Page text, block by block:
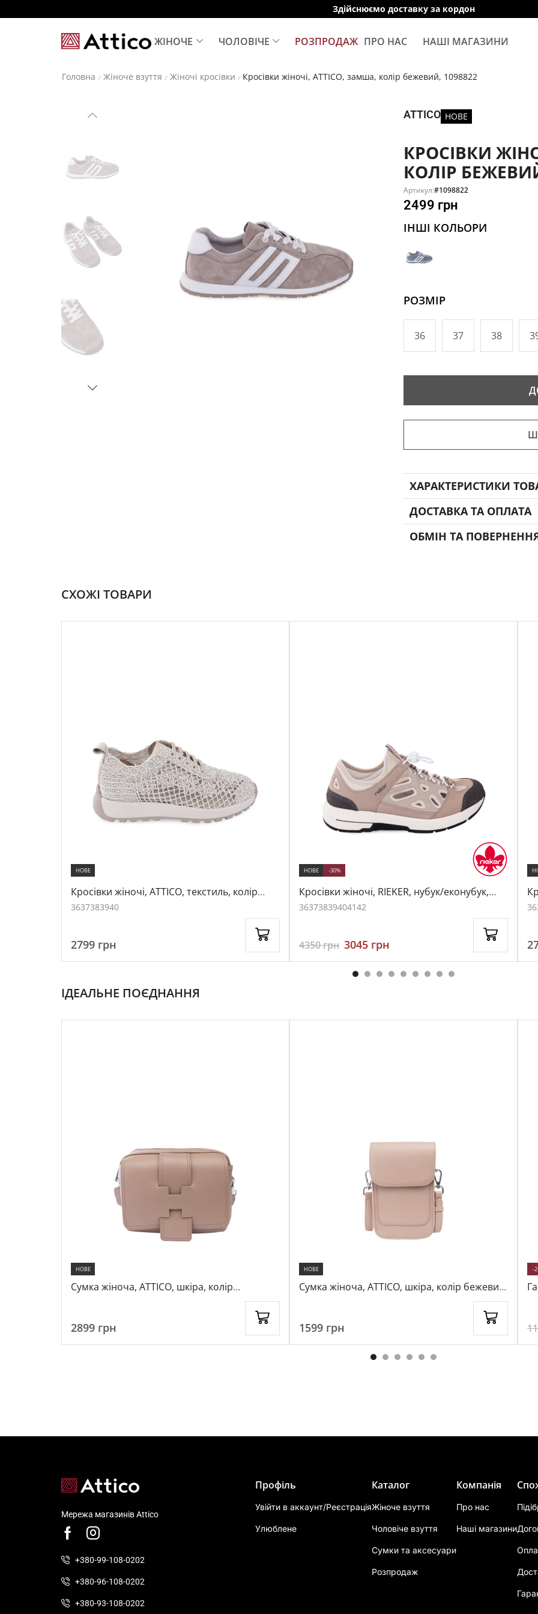
Здійснюємо доставку за кордон
ЖІНОЧЕ ЧОЛОВІЧЕ РОЗПРОДАЖ ПРО НАС НАШІ МАГАЗИНИ
Головна / Жіноче взуття / Жіночі кросівки / Кросівки жіночі, ATTICO, замша, колір бежевий, 1098822
ATTICO НОВЕ
КРОСІВКИ
КОЛІР
Артикул:#1098822
2499 грн
ІНШІ КОЛЬОРИ
РОЗМІР
36 37 38
ХАРАКТЕРИСТИКИ
ДОСТАВКА ТА ОПЛАТА
ОБМІН ТА
СХОЖІ ТОВАРИ
НОВЕ
Кросівки жіночі, ATTICO, текстиль, колір
бежевий, 1049211
3637383940
2799 грн
НОВЕ
Кросівки жіночі, RIEKER, нубук/еконубук,
колір бежевий, 1036400
-30%
36373839404142
4350грн 3045 грн
36
ІДЕАЛЬНЕ ПОЄДНАННЯ
НОВЕ
Сумка жіноча, ATTICO, шкіра, колір
2899 грн
НОВЕ
Сумка жіноча, ATTICO, шкіра, колір бежевий,
1599 грн
-
Мережа магазинів Attico
+380-99-108-0202
+380-96-108-0202
+380-93-108-0202
Профіль
Увійти в аккаунт/Реєстрація
Улюблене
Каталог
Жіноче взуття
Чоловіче взуття
Сумки та аксесуари
Розпродаж
Компанія
Про нас
Наші магазини